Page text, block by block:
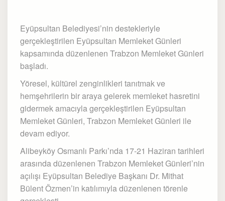
Eyüpsultan Belediyesi’nin destekleriyle
gerçekleştirilen Eyüpsultan Memleket Günleri
kapsamında düzenlenen Trabzon Memleket Günleri
başladı.
Yöresel, kültürel zenginlikleri tanıtmak ve
hemşehrilerin bir araya gelerek memleket hasretini
gidermek amacıyla gerçekleştirilen Eyüpsultan
Memleket Günleri, Trabzon Memleket Günleri ile
devam ediyor.
Alibeyköy Osmanlı Parkı’nda 17-21 Haziran tarihleri
arasında düzenlenen Trabzon Memleket Günleri’nin
açılışı Eyüpsultan Belediye Başkanı Dr. Mithat
Bülent Özmen’in katılımıyla düzenlenen törenle